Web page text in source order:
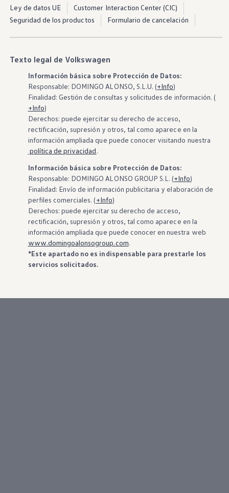
Exclusivo para empresas
Volkswagen Taxis
Movilidad Eléctrica
Cambiando a la movilidad eléctrica
Carga y autonomía
¿Cuántos kilómetros puedo recorrer?
Dónde recargar
Cargador ID.
Instalación Punto de Carga Coche Eléctrico en
Tecnología y desarrollo
Reutilización de las baterias
El sonido del ID.
Mundo Volkswagen
Volkswagen Canarias
Digital Showroom
Club Fidelización
Sala de Prensa
Patrocinios
Blog
Ley de datos UE
Customer Interaction Center (CIC)
Seguridad de los productos
Formulario de cancelación
Texto legal de Volkswagen
Información básica sobre Protección de Datos:
Responsable: DOMINGO ALONSO, S.L.U. (+Info)
Finalidad: Gestión de consultas y solicitudes de información. (
+Info)
Derechos: puede ejercitar su derecho de acceso,
rectificación, supresión y otros, tal como aparece en la
información ampliada que puede conocer visitando nuestra
política de privacidad.
Información básica sobre Protección de Datos:
‍Responsable: DOMINGO ALONSO GROUP S.L. (+Info)
Finalidad: Envío de información publicitaria y elaboración de
perfiles comerciales. (+Info)
Derechos: puede ejercitar su derecho de acceso,
rectificación, supresión y otros, tal como aparece en la
información ampliada que puede conocer en nuestra web
www.domingoalonsogroup.com.
*Este apartado no es indispensable para prestarle los
servicios solicitados.